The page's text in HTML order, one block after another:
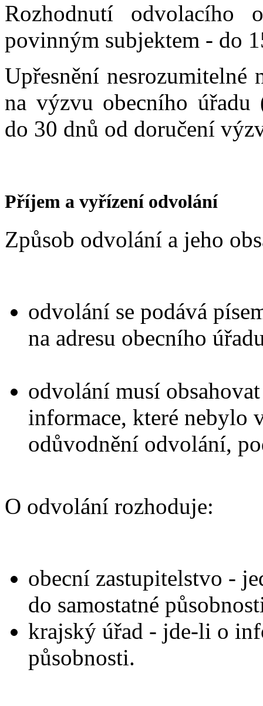
Rozhodnutí odvolacího
povinným subjektem - do
Upřesnění nesrozumitelné
na výzvu obecního
do 30 dnů od doručení
Příjem a vyřízení odvolání
Způsob odvolání a jeho
odvolání se podává
na adresu obecního
odvolání musí
informace, které nebylo
odůvodnění odvolání,
O odvolání rozhoduje:
obecní zastupitelstvo -
do samostatné
krajský úřad - jde-li o
působnosti.